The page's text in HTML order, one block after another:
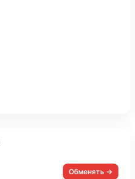
Обменять →